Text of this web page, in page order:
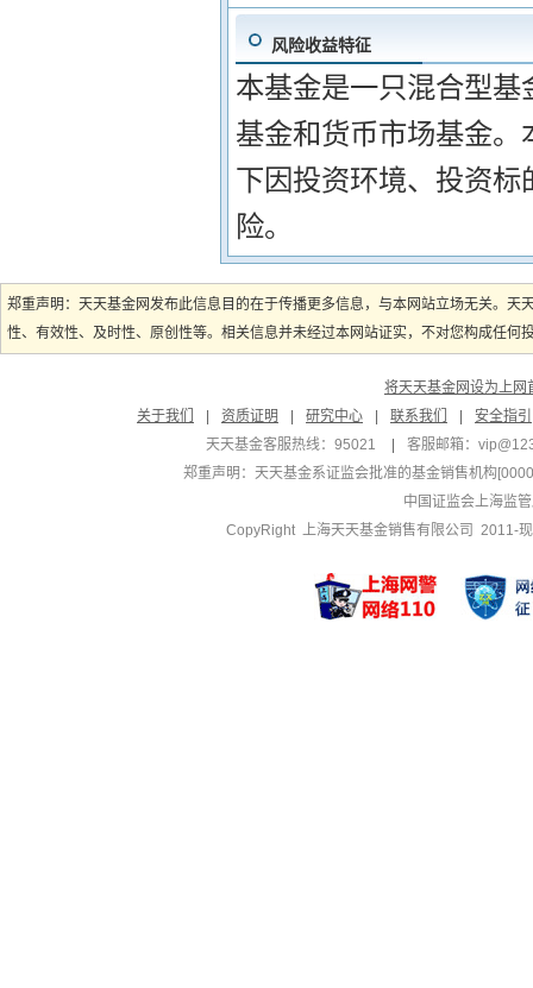
风险收益特征
本基金是一只混合型
基金和货币市场基金
下因投资环境、投资
险。
郑重声明：天天基金网发布此信息目的在于传播更多信息，与本网站立场无关。
性、有效性、及时性、原创性等。相关信息并未经过本网站证实，不对您构成任
将天天基金网设为上网
关于我们
资质证明 研究中心 联系我们
安全指引
天天基金客服热线：95021
客服邮箱：
郑重声明： 天天基金系证监会批准的基金销售机构
中国证监会上海监
CopyRight 上海天天基金销售有限公司 2011-